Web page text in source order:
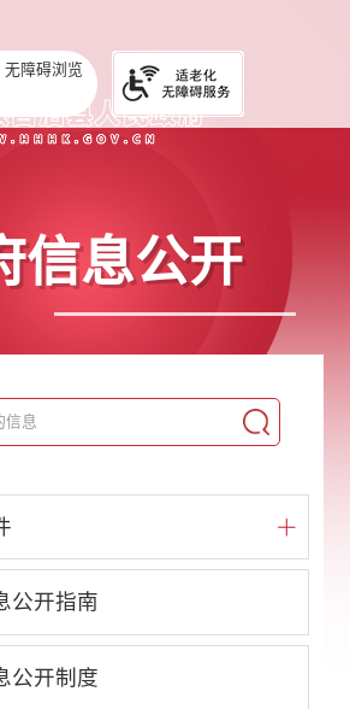
无障碍浏览
信息公开
公开指南
公开制度